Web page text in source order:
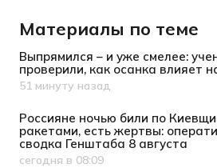
Материалы по теме
Выпрямился – и уже смелее:
проверили, как осанка влияет
Дата публикации
51 минуту назад
Россияне ночью били по
ракетами, есть жертвы:
сводка Генштаба 8 августа
Дата публикации
сегодня в 08:09